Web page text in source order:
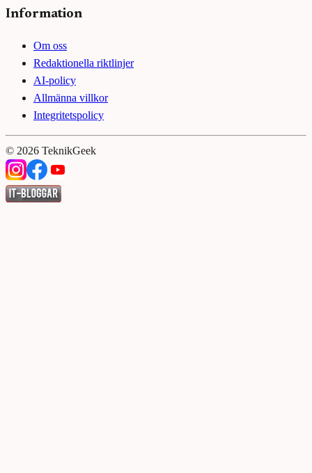
Information
Om oss
Redaktionella riktlinjer
AI-policy
Allmänna villkor
Integritetspolicy
© 2026 TeknikGeek